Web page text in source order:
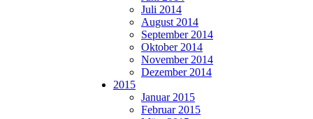
Juli 2014
August 2014
September 2014
Oktober 2014
November 2014
Dezember 2014
2015
Januar 2015
Februar 2015